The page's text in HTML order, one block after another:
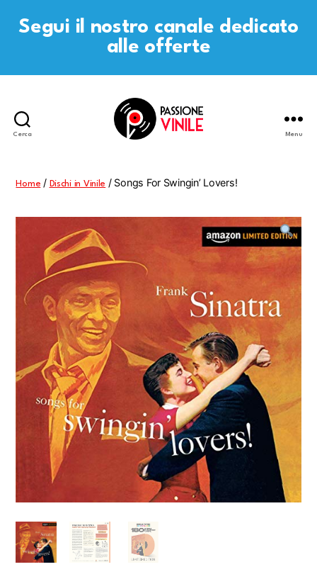
Segui il nostro canale dedicato
alle offerte
Cerca Menu
Home / Dischi in Vinile / Songs For Swingin’ Lovers!